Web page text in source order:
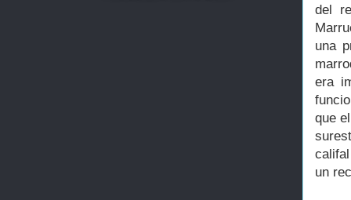
del
una
era
que
un